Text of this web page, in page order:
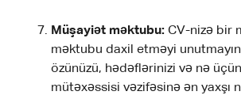
Müşayiət məktubu: CV-nizə bir
məktubu daxil etməyi
özünüzü, hədəflərinizi və nə
mütəxəssisi vəzifəsinə ən yaxşı